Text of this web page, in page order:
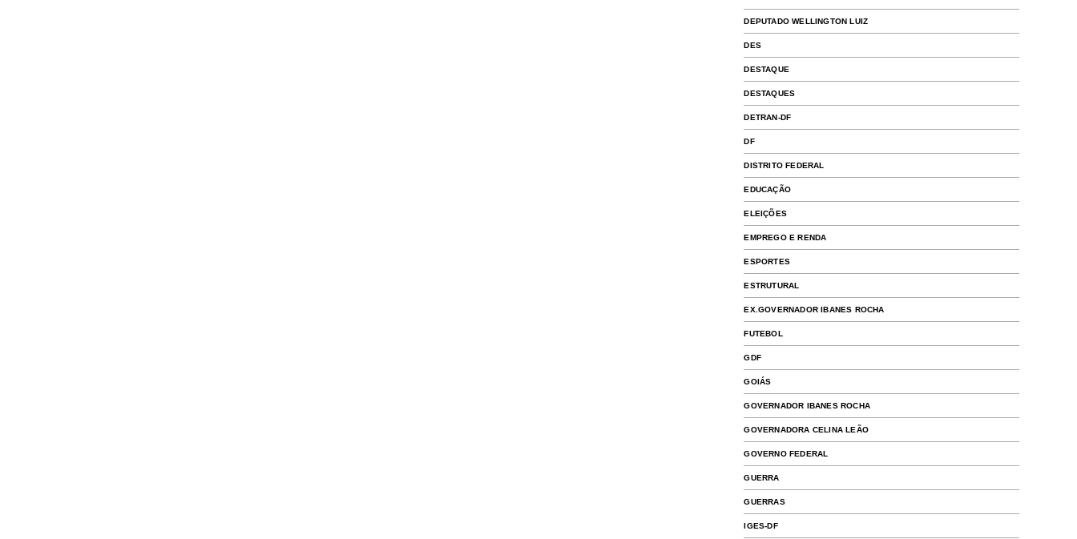
DEPUTADO WELLINGTON LUIZ
DES
DESTAQUE
DESTAQUES
DETRAN-DF
DF
DISTRITO FEDERAL
EDUCAÇÃO
ELEIÇÕES
EMPREGO E RENDA
ESPORTES
ESTRUTURAL
EX.GOVERNADOR IBANES ROCHA
FUTEBOL
GDF
GOIÁS
GOVERNADOR IBANES ROCHA
GOVERNADORA CELINA LEÃO
GOVERNO FEDERAL
GUERRA
GUERRAS
IGES-DF